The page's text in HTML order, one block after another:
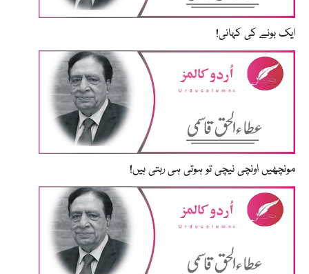
ایک بونے کی کہانی!
مونچھیں اونچی نیچی تو ہوتی ہی رہتی ہیں!